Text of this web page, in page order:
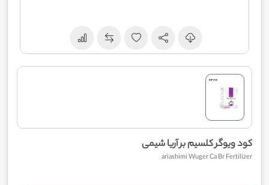
کود ویوگر کلسیم بر آریا شیمی
ariashimi Wuger Ca Br Fertilizer